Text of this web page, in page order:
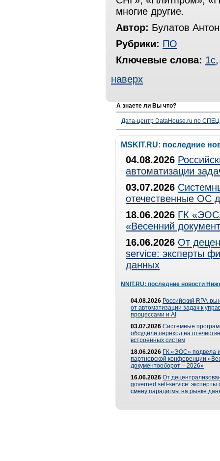
многие другие.
Автор: Булатов Антон
Рубрики: ПО
Ключевые слова: 1с
наверх
А знаете ли Вы что?
Дата-центр DataHouse.ru по
MSKIT.RU: последние
04.08.2026
автоматизации
03.07.2026
отечественные ОС
18.06.2026 ГК
«Весенний
16.06.2026 От
service: эксперты
данных
NNIT.RU: последние новости
04.08.2026 Российский RPA-
от автоматизации задач к
процессами и AI
03.07.2026 Системные
обсудили переход на
встроенных систем
18.06.2026 ГК «ЭОС» подвела
партнерской конференции
документооборот – 2026»
16.06.2026 От
governed self-service: эксперты
смену парадигмы на рынке